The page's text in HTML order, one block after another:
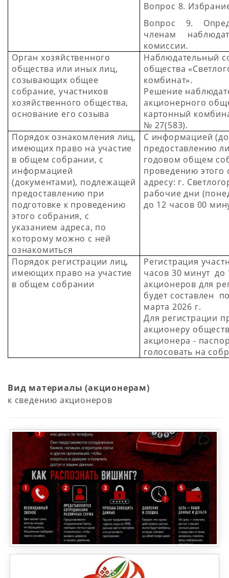
Вопрос 8.
Вопрос 9.
членам
комиссии.
Орган хозяйственного
общества или иных лиц,
созывающих общее
собрание, участников
хозяйственного общества,
основание его созыва
Наблюдательный
общества
комбинат».
Решение
акционерного
картонный
№ 27(583).
Порядок ознакомления лиц,
имеющих право на участие
в общем собрании, с
информацией
(документами), подлежащей
предоставлению при
подготовке к проведению
этого собрания, с
указанием адреса, по
которому можно с ней
ознакомиться
С информацией
предоставлению
годовом общем
проведению
адресу: г.
рабочие дни
до 12 часов 00
Порядок регистрации лиц,
имеющих право на участие
в общем собрании
Регистрация
часов 30 минут до
акционеров для
будет составлен
марта 2026 г.
Для регистрации
акционеру
акционера -
голосовать на
Вид материалы (акционерам)
к сведению акционеров